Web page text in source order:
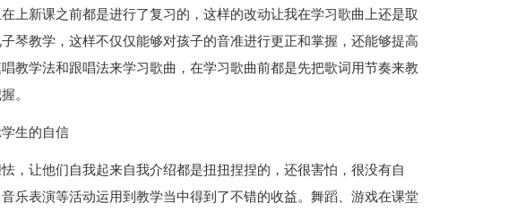
上新课之前都是进行了复习的，这样的改动让我在学习歌曲上还是取
琴教学，这样不仅仅能够对孩子的音准进行更正和掌握，还能够提高
教学法和跟唱法来学习歌曲，在学习歌曲前都是先把歌词用节奏来教
。
生的自信
，让他们自我起来自我介绍都是扭扭捏捏的，还很害怕，很没有自
乐表演等活动运用到教学当中得到了不错的收益。舞蹈、游戏在课堂